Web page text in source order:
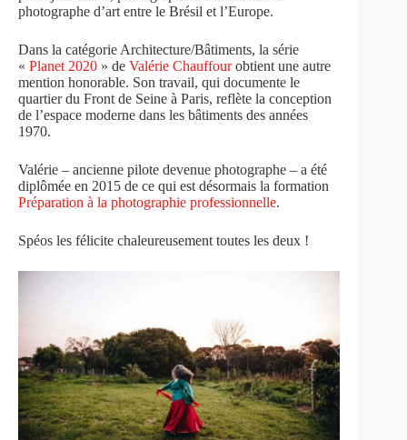
photographe d’art entre le Brésil et l’Europe.
Dans la catégorie Architecture/Bâtiments, la série
« Planet 2020 » de Valérie Chauffourobtient une autre
mention honorable. Son travail, qui documente le
quartier du Front de Seine à Paris, reflète la conception
de l’espace moderne dans les bâtiments des années
1970.
Valérie – ancienne pilote devenue photographe – a été
diplômée en 2015 de ce qui est désormais la formation
Préparation à la photographie professionnelle.
Spéos les félicite chaleureusement toutes les deux !